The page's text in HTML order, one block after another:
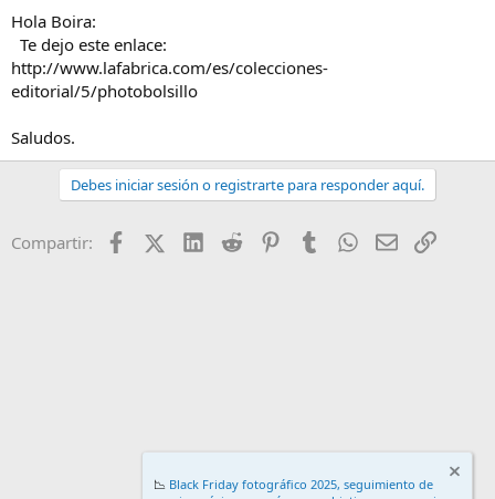
Hola Boira:
Te dejo este enlace:
http://www.lafabrica.com/es/colecciones-
editorial/5/photobolsillo
Saludos.
Debes iniciar sesión o registrarte para responder aquí.
Compartir: FacebookX (Twitter)
LinkedIn
Reddit PinterestTumblr WhatsApp
EmailEnlace
📉 Black Friday fotográfico 2025, seguimiento de